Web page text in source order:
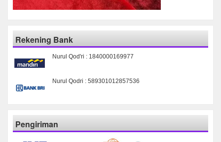
Rekening Bank
Nurul Qod'ri : 1840000169977
Nurul Qodri : 589301012857536
Pengiriman